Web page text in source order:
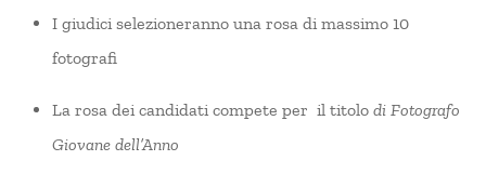
I giudici selezioneranno una rosa di massimo 10
fotografi
La rosa dei candidati compete per il titolo di Fotografo
Giovane dell’Anno